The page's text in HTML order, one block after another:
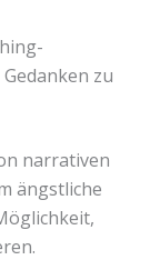
zu
narrativen
ängstliche